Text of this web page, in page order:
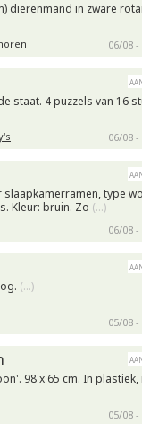
dierenmand in zware
06/08
staat. 4 puzzels van 16
06/08
type
Kleur: bruin. Zo (…)
06/08
(…)
05/08
98 x 65 cm. In plastiek,
05/08